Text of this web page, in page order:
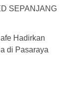
SEPANJANG
Hadirkan
di Pasaraya